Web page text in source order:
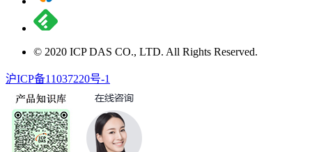
© 2020 ICP DAS CO., LTD. All Rights Reserved.
沪ICP备11037220号-1